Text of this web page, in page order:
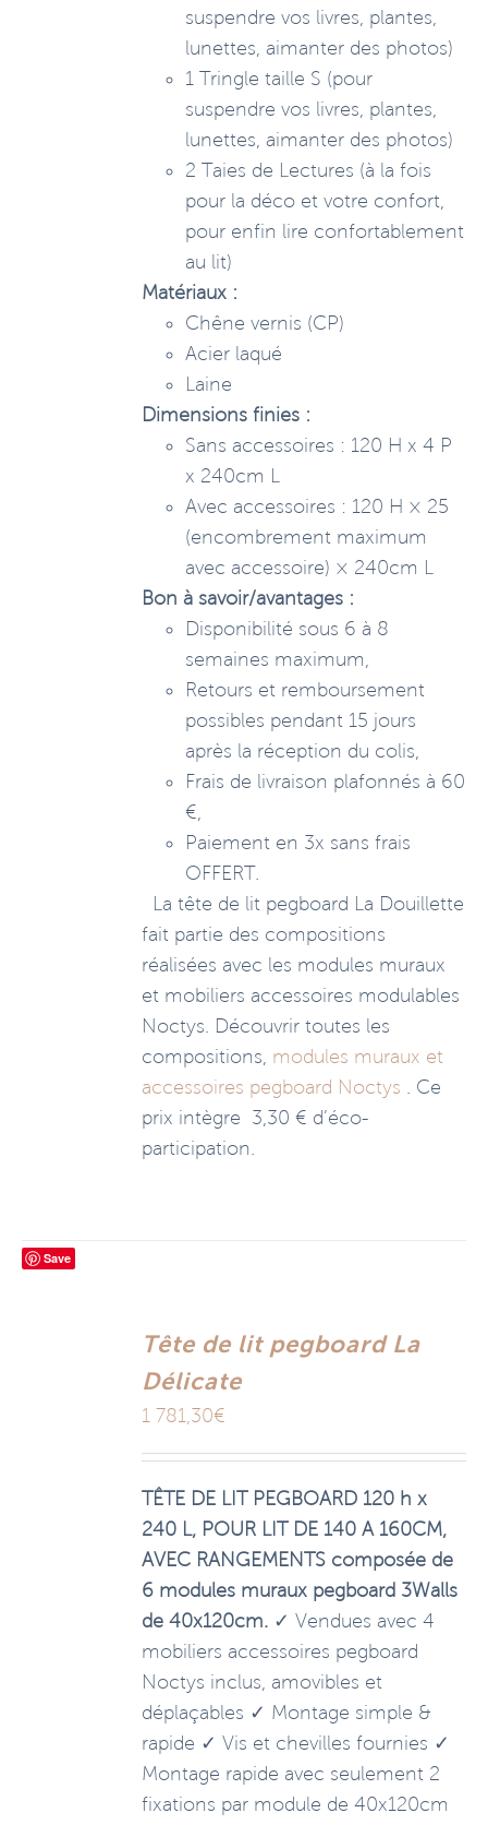
suspendre vos livres, plantes,
lunettes, aimanter des photos)
1 Tringle taille S (pour
suspendre vos livres, plantes,
lunettes, aimanter des photos)
2 Taies de Lectures (à la fois
pour la déco et votre confort,
pour enfin lire confortablement
au lit)
Matériaux :
Chêne vernis (CP)
Acier laqué
Laine
Dimensions finies :
Sans accessoires : 120 H x 4 P
x 240cm L
Avec accessoires : 120 H × 25
(encombrement maximum
avec accessoire) × 240cm L
Bon à savoir/avantages :
Disponibilité sous 6 à 8
semaines maximum,
Retours et remboursement
possibles pendant 15 jours
après la réception du colis,
Frais de livraison plafonnés à 60
€,
Paiement en 3x sans frais
OFFERT.
La tête de lit pegboard La Douillette
fait partie des compositions
réalisées avec les modules muraux
et mobiliers accessoires modulables
Noctys. Découvrir toutes les
compositions, modules muraux et
accessoires pegboard Noctys . Ce
prix intègre 3,30 € d’éco-
participation.
Save
Tête de lit pegboard La
Délicate
1 781,30€
TÊTE DE LIT PEGBOARD 120 h x
240 L, POUR LIT DE 140 A 160CM,
AVEC RANGEMENTS composée de
6 modules muraux pegboard 3Walls
de 40x120cm. ✓ Vendues avec 4
mobiliers accessoires pegboard
Noctys inclus, amovibles et
déplaçables ✓ Montage simple &
rapide ✓ Vis et chevilles fournies ✓
Montage rapide avec seulement 2
fixations par module de 40x120cm